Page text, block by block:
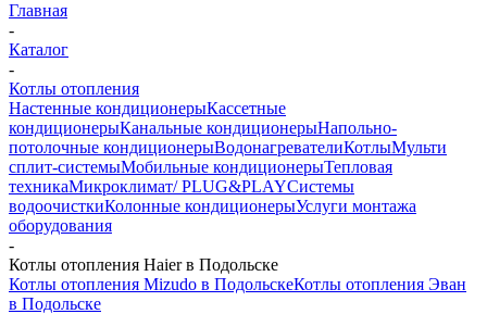
Главная
-
Каталог
-
Котлы отопления
Настенные кондиционерыКассетные
кондиционерыКанальные кондиционерыНапольно-
потолочные кондиционерыВодонагревателиКотлыМульти
сплит-системыМобильные кондиционерыТепловая
техникаМикроклимат/ PLUG&PLAYСистемы
водоочисткиКолонные кондиционерыУслуги монтажа
оборудования
-
Котлы отопления Haier в Подольске
Котлы отопления Mizudo в ПодольскеКотлы отопления Эван
в Подольске